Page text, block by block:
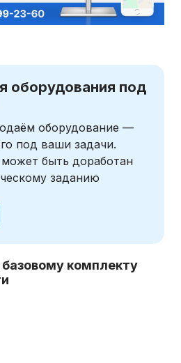
оборудования под
оборудование —
под ваши задачи.
быть доработан
заданию
комплекту